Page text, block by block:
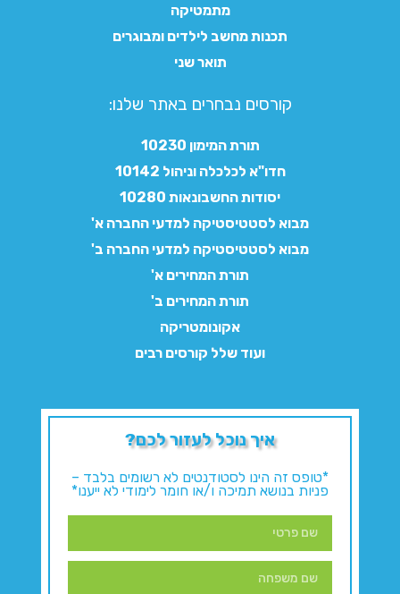
מתמטיקה
תכנות מחשב לילדים ומבוגרים
תואר שני
קורסים נבחרים באתר שלנו:​
תורת המימון 10230
חדו"א לכלכלה וניהול 10142
יסודות החשבונאות 10280
מבוא לסטטיסטיקה למדעי החברה א'
מבוא לסטטיסטיקה למדעי החברה ב'
תורת המחירים א'
תורת המחירים ב'
אקונומטריקה
ועוד שלל קורסים רבים
איך נוכל לעזור לכם?
*טופס זה הינו לסטודנטים לא רשומים בלבד –
פניות בנושא תמיכה ו/או חומר לימודי לא ייענו*